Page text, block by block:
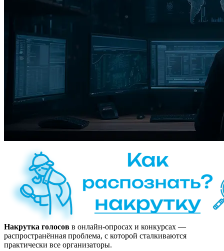
Накрутка голосов в онлайн-опросах и конкурсах —
распространённая проблема, с которой сталкиваются
практически все организаторы.